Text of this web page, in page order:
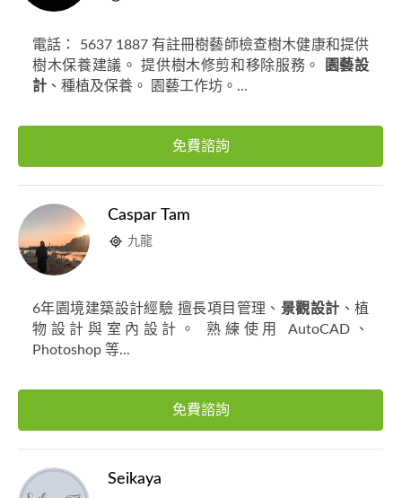
電話： 5637 1887 有註冊樹藝師檢查樹木健康和提供
樹木保養建議。 提供樹木修剪和移除服務。
園藝設
計 、種植及保養。 園藝工作坊。...
免費諮詢
Caspar Tam
九龍
6年園境建築設計經驗 擅長項目管理、 景觀設計 、植
物設計與室內設計。 熟練使用 AutoCAD、
Photoshop 等...
免費諮詢
Seikaya